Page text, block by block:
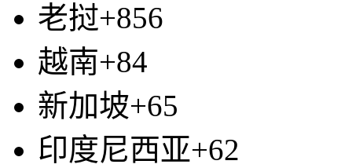
老挝+856
越南+84
新加坡+65
印度尼西亚+62